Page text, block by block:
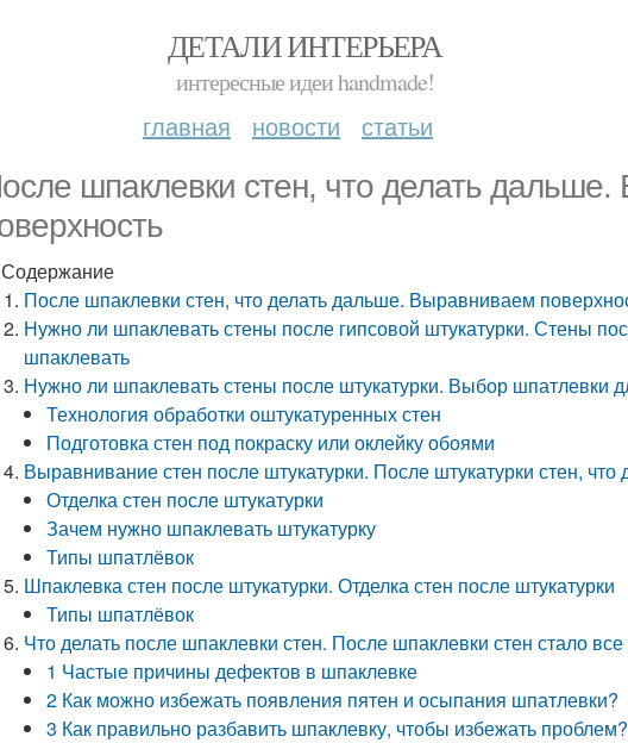
ДЕТАЛИ ИНТЕРЬЕРА
интересные идеи handmade!
главная новости статьи
шпаклевки стен, что делать
Содержание
После шпаклевки стен, что делать дальше. Выравниваем
Нужно ли шпаклевать стены после гипсовой штукатурки. Стены
шпаклевать
Нужно ли шпаклевать стены после штукатурки. Выбор шпатлевки
Технология обработки оштукатуренных стен
Подготовка стен под покраску или оклейку обоями
Выравнивание стен после штукатурки. После штукатурки стен, что
Отделка стен после штукатурки
Зачем нужно шпаклевать штукатурку
Типы шпатлёвок
Шпаклевка стен после штукатурки. Отделка стен после штукатурки
Типы шпатлёвок
Что делать после шпаклевки стен. После шпаклевки стен стало
1 Частые причины дефектов в шпаклевке
2 Как можно избежать появления пятен и осыпания шпатлевки?
3 Как правильно разбавить шпаклевку, чтобы избежать проблем?